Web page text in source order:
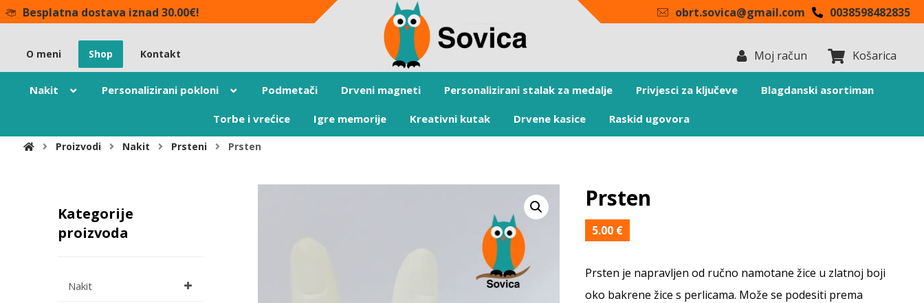
Besplatna dostava iznad 30.00€! 0038598482835
obrt.sovica@gmail.com
O meni Shop Kontakt Košarica
Moj račun
Nakit Personalizirani pokloni Podmetači Drveni magneti Personalizirani stalak za medalje Privjesci za ključeve Blagdanski asortiman
Torbe i vrećice Igre memorije Kreativni kutak Drvene kasice Raskid ugovora
Proizvodi Nakit Prsteni Prsten
Prsten
5.00 €
Prsten je napravljen od ručno namotane žice u zlatnoj boji
oko bakrene žice s perlicama. Može se podesiti prema
Kategorije
proizvoda
Nakit